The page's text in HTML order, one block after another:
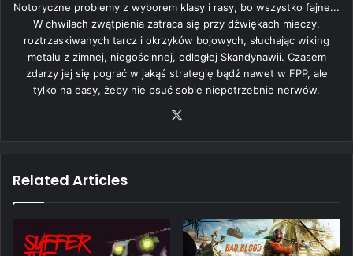
Notoryczne problemy z wyborem klasy i rasy, bo wszystko fajne...
W chwilach zwątpienia zatraca się przy dźwiękach mieczy,
roztrzaskiwanych tarcz i okrzyków bojowych, słuchając wiking
metalu z zimnej, niegościnnej, odległej Skandynawii. Czasem
zdarzy jej się pograć w jakąś strategię bądź nawet w FPP, ale
tylko na easy, żeby nie psuć sobie niepotrzebnie nerwów.
Related Articles